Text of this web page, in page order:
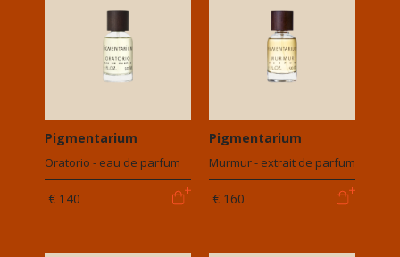
Pigmentarium
Oratorio - eau de parfum
€ 140
Pigmentarium
Murmur - extrait de parfum
€ 160